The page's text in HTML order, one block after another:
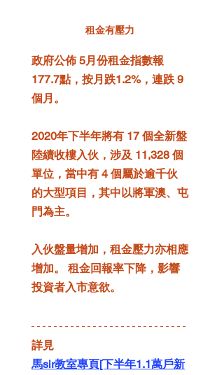
租金有壓力
政府公佈 5月份租金指數報
177.7點，按月跌1.2%，連跌 9
個月。
2020年下半年將有 17 個全新盤
陸續收樓入伙，涉及 11,328 個
單位，當中有 4 個屬於逾千伙
的大型項目，其中以將軍澳、屯
門為主。
入伙盤量增加，租金壓力亦相應
增加。 租金回報率下降，影響
投資者入市意欲。
詳見
馬sir教室專頁[下半年1.1萬戶新